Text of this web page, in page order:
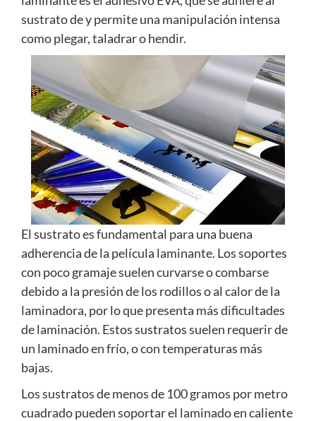
sustrato de y permite una manipulación intensa
como plegar, taladrar o hendir.
El sustrato es fundamental para una buena
adherencia de la película laminante. Los soportes
con poco gramaje suelen curvarse o combarse
debido a la presión de los rodillos o al calor de la
laminadora, por lo que presenta más dificultades
de laminación. Estos sustratos suelen requerir de
un laminado en frío, o con temperaturas más
bajas.
Los sustratos de menos de 100 gramos por metro
cuadrado pueden soportar el laminado en caliente